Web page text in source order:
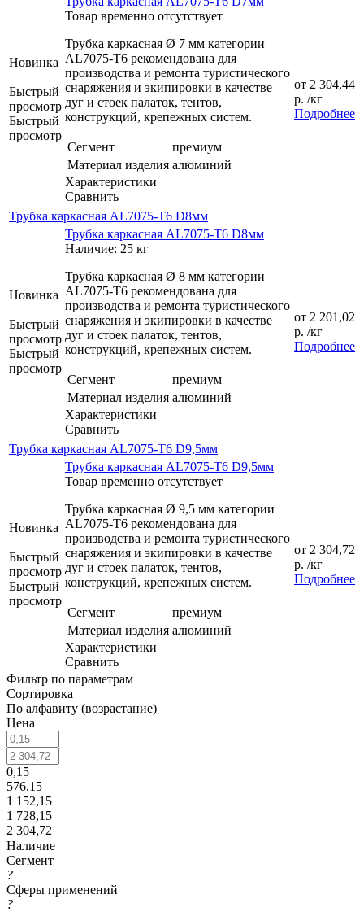
Новинка
Быстрый
просмотр
Быстрый
просмотр
Товар временно отсутствует
Трубка каркасная Ø 7 мм категории
AL7075-T6 рекомендована для
производства и ремонта туристического
снаряжения и экипировки в качестве
дуг и стоек палаток, тентов,
конструкций, крепежных систем.
Сегмент
премиум
Материал изделия алюминий
Характеристики
Сравнить
от 2 304,44
р. /кг
Подробнее
Трубка каркасная AL7075-T6 D8мм
Новинка
Быстрый
просмотр
Быстрый
просмотр
Трубка каркасная AL7075-T6 D8мм
Наличие: 25 кг
Трубка каркасная Ø 8 мм категории
AL7075-T6 рекомендована для
производства и ремонта туристического
снаряжения и экипировки в качестве
дуг и стоек палаток, тентов,
конструкций, крепежных систем.
Сегмент
премиум
Материал изделия алюминий
Характеристики
Сравнить
от 2 201,02
р. /кг
Подробнее
Трубка каркасная AL7075-T6 D9,5мм
Новинка
Быстрый
просмотр
Быстрый
просмотр
Трубка каркасная AL7075-T6 D9,5мм
Товар временно отсутствует
Трубка каркасная Ø 9,5 мм категории
AL7075-T6 рекомендована для
производства и ремонта туристического
снаряжения и экипировки в качестве
дуг и стоек палаток, тентов,
конструкций, крепежных систем.
Сегмент
премиум
Материал изделия алюминий
Характеристики
Сравнить
от 2 304,72
р. /кг
Подробнее
Фильтр по параметрам
Сортировка
По алфавиту (возрастание)
Цена
0,15
576,15
1 152,15
1 728,15
2 304,72
Наличие
Сегмент
?
Сферы применений
?